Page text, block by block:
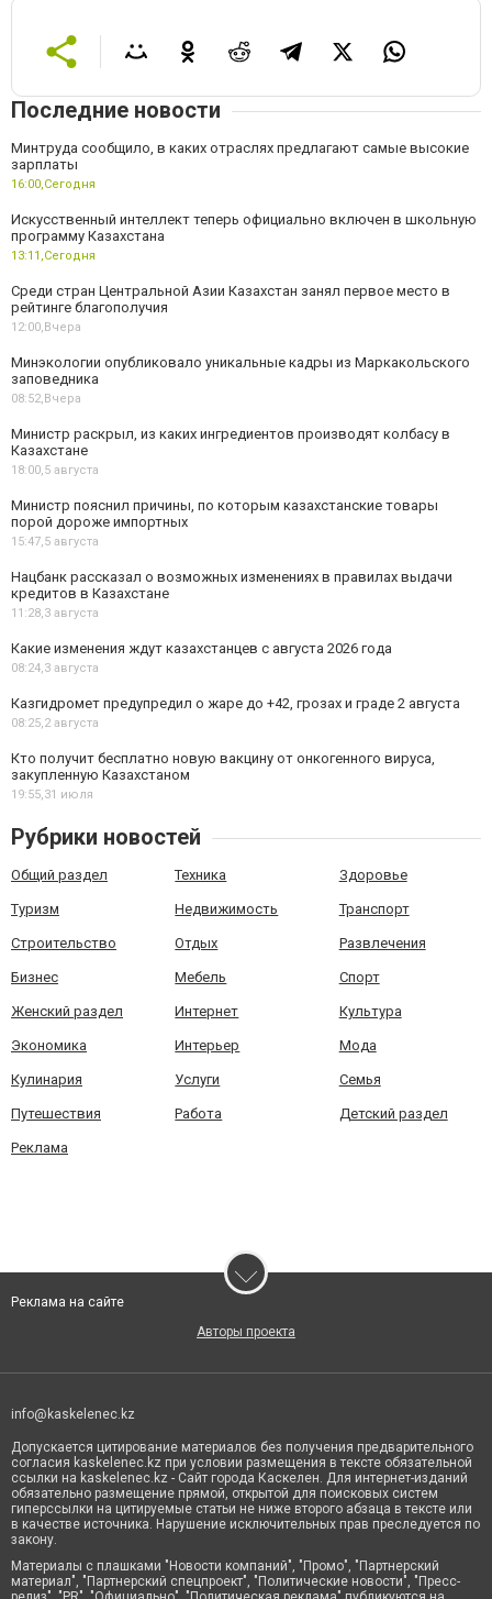
Последние новости
Минтруда сообщило, в каких отраслях предлагают самые высокие
зарплаты
16:00,Сегодня
Искусственный интеллект теперь официально включен в школьную
программу Казахстана
13:11,Сегодня
Среди стран Центральной Азии Казахстан занял первое место в
рейтинге благополучия
12:00,Вчера
Минэкологии опубликовало уникальные кадры из Маркакольского
заповедника
08:52,Вчера
Министр раскрыл, из каких ингредиентов производят колбасу в
Казахстане
18:00,5 августа
Министр пояснил причины, по которым казахстанские товары
порой дороже импортных
15:47,5 августа
Нацбанк рассказал о возможных изменениях в правилах выдачи
кредитов в Казахстане
11:28,3 августа
Какие изменения ждут казахстанцев с августа 2026 года
08:24,3 августа
Казгидромет предупредил о жаре до +42, грозах и граде 2 августа
08:25,2 августа
Кто получит бесплатно новую вакцину от онкогенного вируса,
закупленную Казахстаном
19:55,31 июля
Рубрики новостей
Общий раздел Техника Здоровье
Туризм Недвижимость Транспорт
Строительство Отдых Развлечения
Бизнес Мебель Спорт
Женский раздел Интернет Культура
Экономика Интерьер Мода
Кулинария Услуги Семья
Путешествия Работа Детский раздел
Реклама
Реклама на сайте
Авторы проекта
info@kaskelenec.kz
Допускается цитирование материалов без получения предварительного
согласия kaskelenec.kz при условии размещения в тексте обязательной
ссылки на kaskelenec.kz - Сайт города Каскелен. Для интернет-изданий
обязательно размещение прямой, открытой для поисковых систем
гиперссылки на цитируемые статьи не ниже второго абзаца в тексте или
в качестве источника. Нарушение исключительных прав преследуется по
закону.
Материалы с плашками "Новости компаний", "Промо", "Партнерский
материал", "Партнерский спецпроект", "Политические новости", "Пресс-